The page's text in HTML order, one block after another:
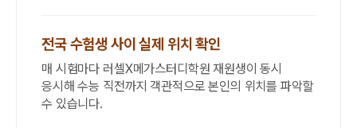
전국 수험생 사이 실제 위치 확인
매 시험마다 러셀X메가스터디학원 재원생이 동시
응시해 수능 직전까지 객관적으로 본인의 위치를 파악할
수 있습니다.